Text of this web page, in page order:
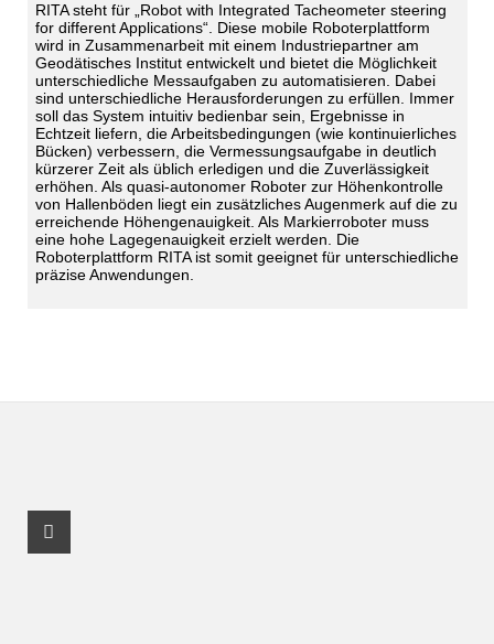
RITA steht für „Robot with Integrated Tacheometer steering
for different Applications“. Diese mobile Roboterplattform
wird in Zusammenarbeit mit einem Industriepartner am
Geodätisches Institut entwickelt und bietet die Möglichkeit
unterschiedliche Messaufgaben zu automatisieren. Dabei
sind unterschiedliche Herausforderungen zu erfüllen. Immer
soll das System intuitiv bedienbar sein, Ergebnisse in
Echtzeit liefern, die Arbeitsbedingungen (wie kontinuierliches
Bücken) verbessern, die Vermessungsaufgabe in deutlich
kürzerer Zeit als üblich erledigen und die Zuverlässigkeit
erhöhen. Als quasi-autonomer Roboter zur Höhenkontrolle
von Hallenböden liegt ein zusätzliches Augenmerk auf die zu
erreichende Höhengenauigkeit. Als Markierroboter muss
eine hohe Lagegenauigkeit erzielt werden. Die
Roboterplattform RITA ist somit geeignet für unterschiedliche
präzise Anwendungen.
Facebook Profil